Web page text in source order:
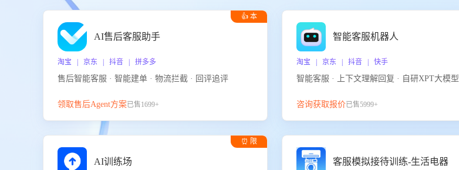
👍 本
AI售后客服助手
淘宝 | 京东 | 抖音 | 拼多多
售后智能客服 · 智能建单 · 物流拦截 · 回评追评
领取售后Agent方案已售1699+
智能客服机器人
淘宝 | 京东 | 抖音 | 快手
智能客服 · 上下文理解回复 · 自研XPT大模型
咨询获取报价已售5999+
⏰ 限
AI训练场 客服模拟接待训练-生活电器